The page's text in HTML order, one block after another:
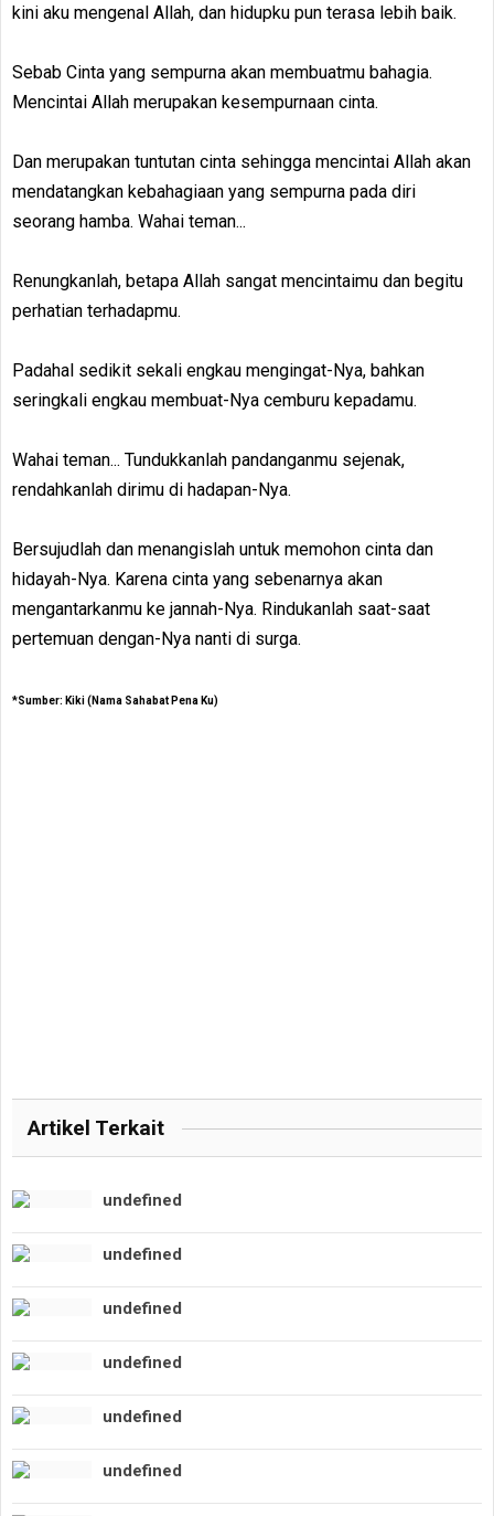
kini aku mengenal Allah, dan hidupku pun terasa lebih baik.
Sebab Cinta yang sempurna akan membuatmu bahagia.
Mencintai Allah merupakan kesempurnaan cinta.
Dan merupakan tuntutan cinta sehingga mencintai Allah akan
mendatangkan kebahagiaan yang sempurna pada diri
seorang hamba. Wahai teman...
Renungkanlah, betapa Allah sangat mencintaimu dan begitu
perhatian terhadapmu.
Padahal sedikit sekali engkau mengingat-Nya, bahkan
seringkali engkau membuat-Nya cemburu kepadamu.
Wahai teman... Tundukkanlah pandanganmu sejenak,
rendahkanlah dirimu di hadapan-Nya.
Bersujudlah dan menangislah untuk memohon cinta dan
hidayah-Nya. Karena cinta yang sebenarnya akan
mengantarkanmu ke jannah-Nya. Rindukanlah saat-saat
pertemuan dengan-Nya nanti di surga.
*Sumber: Kiki (Nama Sahabat Pena Ku)
Artikel Terkait
undefined
undefined
undefined
undefined
undefined
undefined